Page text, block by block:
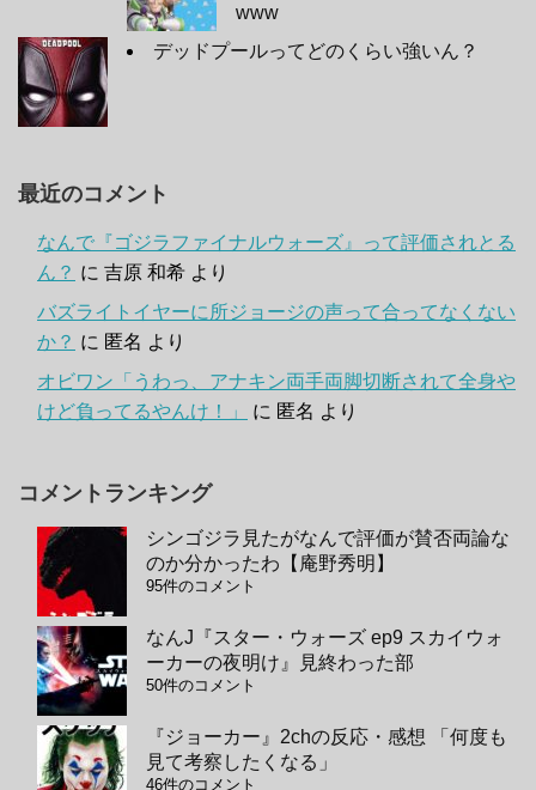
www
デッドプールってどのくらい強いん？
最近のコメント
なんで『ゴジラファイナルウォーズ』って評価されとる
ん？ に 吉原 和希 より
バズライトイヤーに所ジョージの声って合ってなくない
か？ に 匿名 より
オビワン「うわっ、アナキン両手両脚切断されて全身や
けど負ってるやんけ！」
に 匿名 より
コメントランキング
シンゴジラ見たがなんで評価が賛否両論な
のか分かったわ【庵野秀明】
95件のコメント
なんJ『スター・ウォーズ ep9 スカイウォ
ーカーの夜明け』見終わった部
50件のコメント
『ジョーカー』2chの反応・感想 「何度も
見て考察したくなる」
46件のコメント